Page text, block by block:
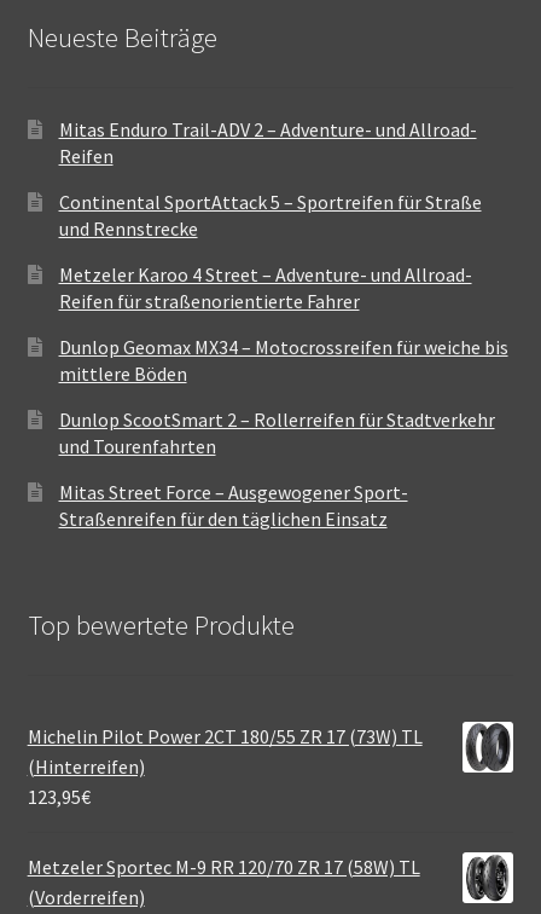
Neueste Beiträge
Mitas Enduro Trail-ADV 2 – Adventure- und Allroad-
Reifen
Continental SportAttack 5 – Sportreifen für Straße
und Rennstrecke
Metzeler Karoo 4 Street – Adventure- und Allroad-
Reifen für straßenorientierte Fahrer
Dunlop Geomax MX34 – Motocrossreifen für weiche bis
mittlere Böden
Dunlop ScootSmart 2 – Rollerreifen für Stadtverkehr
und Tourenfahrten
Mitas Street Force – Ausgewogener Sport-
Straßenreifen für den täglichen Einsatz
Top bewertete Produkte
Michelin Pilot Power 2CT 180/55 ZR 17 (73W) TL
(Hinterreifen)
123,95€
Metzeler Sportec M-9 RR 120/70 ZR 17 (58W) TL
(Vorderreifen)